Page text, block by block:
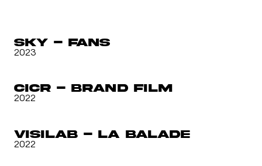
SKY - Fans
2023
CICR - Brand Film
2022
Visilab - La balade
2022